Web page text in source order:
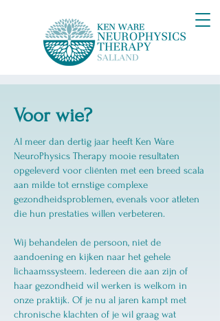
Voor wie?
Al meer dan dertig jaar heeft Ken Ware
NeuroPhysics Therapy mooie resultaten
opgeleverd voor cliënten met een breed scala
aan milde tot ernstige complexe
gezondheidsproblemen, evenals voor atleten
die hun prestaties willen verbeteren.
Wij behandelen de persoon, niet de
aandoening en kijken naar het gehele
lichaamssysteem. Iedereen die aan zijn of
haar gezondheid wil werken is welkom in
onze praktijk. Of je nu al jaren kampt met
chronische klachten of je wil graag wat